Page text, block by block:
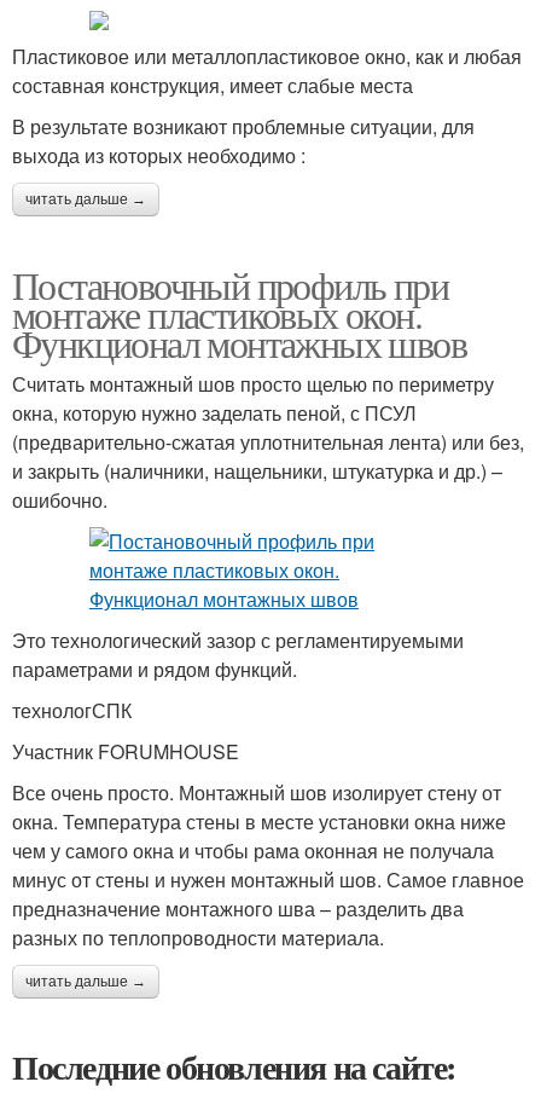
Пластиковое или металлопластиковое окно, как и любая
составная конструкция, имеет слабые места
В результате возникают проблемные ситуации, для
выхода из которых необходимо :
читать дальше →
Постановочный профиль при
монтаже пластиковых окон.
Функционал монтажных швов
Считать монтажный шов просто щелью по периметру
окна, которую нужно заделать пеной, с ПСУЛ
(предварительно-сжатая уплотнительная лента) или без,
и закрыть (наличники, нащельники, штукатурка и др.) –
ошибочно.
Это технологический зазор с регламентируемыми
параметрами и рядом функций.
технологСПК
Участник FORUMHOUSE
Все очень просто. Монтажный шов изолирует стену от
окна. Температура стены в месте установки окна ниже
чем у самого окна и чтобы рама оконная не получала
минус от стены и нужен монтажный шов. Самое главное
предназначение монтажного шва – разделить два
разных по теплопроводности материала.
читать дальше →
Последние обновления на сайте: